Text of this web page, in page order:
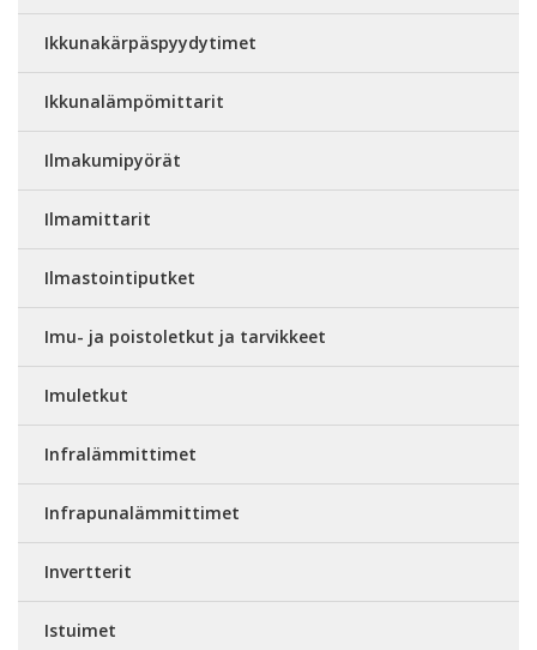
Ikkunakärpäspyydytimet
Ikkunalämpömittarit
Ilmakumipyörät
Ilmamittarit
Ilmastointiputket
Imu- ja poistoletkut ja tarvikkeet
Imuletkut
Infralämmittimet
Infrapunalämmittimet
Invertterit
Istuimet